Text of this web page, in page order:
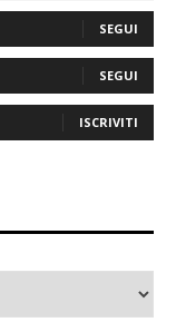
SEGUI
SEGUI
ISCRIVITI